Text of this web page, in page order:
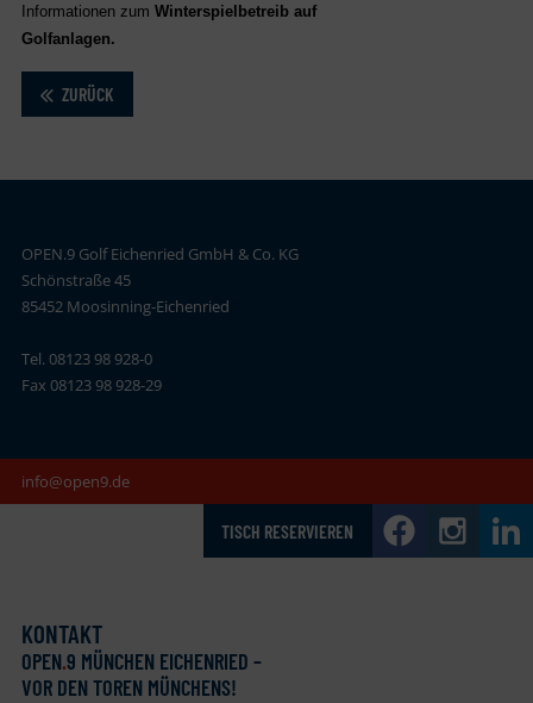
Informationen zum Winterspielbetreib auf
Golfanlagen.
ZURÜCK
OPEN.9 Golf Eichenried GmbH & Co. KG
Schönstraße 45
85452 Moosinning-Eichenried
Tel. 08123 98 928-0
Fax 08123 98 928-29
info@open9.de
TISCH RESERVIEREN
KONTAKT
OPEN.9 MÜNCHEN EICHENRIED –
VOR DEN TOREN MÜNCHENS!